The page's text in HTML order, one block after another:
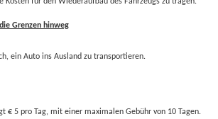
Grenzen hinweg
ein Auto ins Ausland zu transportieren.
€ 5 pro Tag, mit einer maximalen Gebühr von 10 Tagen.